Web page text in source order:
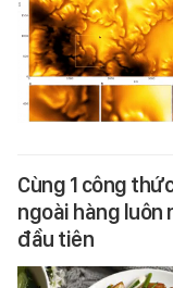
Cùng 1 công
ngoài hàng luôn
đầu tiên